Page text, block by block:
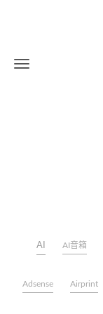
AI AI音箱
Adsense Airprint